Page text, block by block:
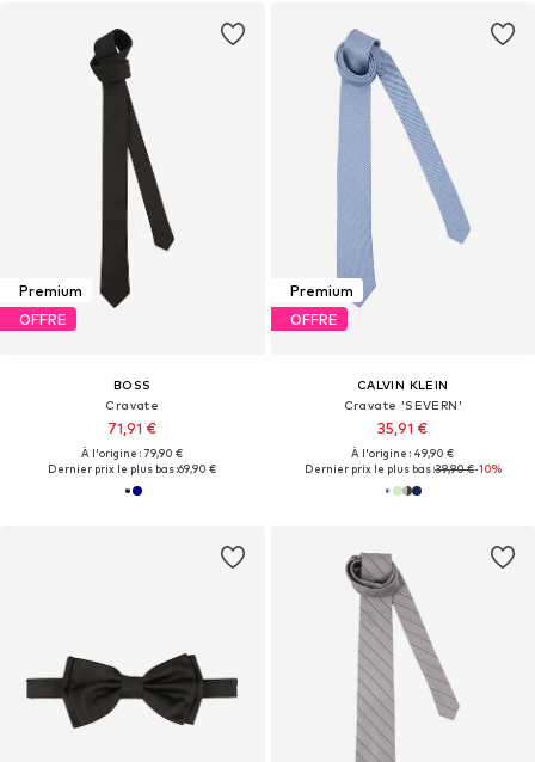
Premium
OFFRE
BOSS
Cravate
71,91 €
À l'origine : 79,90 €
Dernier prix le plus bas :69,90 €
Premium
OFFRE
CALVIN KLEIN
Cravate 'SEVERN'
35,91 €
À l'origine : 49,90 €
Dernier prix le plus bas :39,90 €-10%